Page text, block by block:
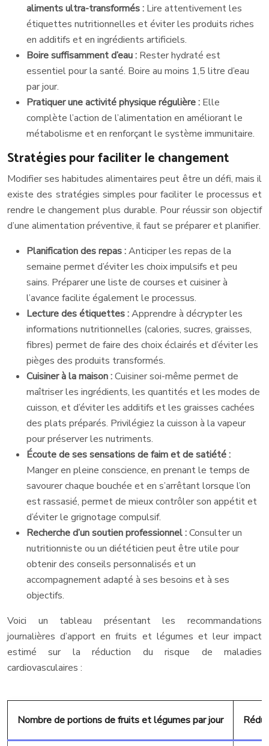
aliments ultra-transformés : Lire attentivement les
étiquettes nutritionnelles et éviter les produits riches
en additifs et en ingrédients artificiels.
Boire suffisamment d’eau : Rester hydraté est
essentiel pour la santé. Boire au moins 1,5 litre d’eau
par jour.
Pratiquer une activité physique régulière : Elle
complète l’action de l’alimentation en améliorant le
métabolisme et en renforçant le système immunitaire.
Stratégies pour faciliter le changement
Modifier ses habitudes alimentaires peut être un défi, mais il
existe des stratégies simples pour faciliter le processus et
rendre le changement plus durable. Pour réussir son objectif
d’une alimentation préventive, il faut se préparer et planifier.
Planification des repas :Anticiper les repas de la
semaine permet d’éviter les choix impulsifs et peu
sains. Préparer une liste de courses et cuisiner à
l’avance facilite également le processus.
Lecture des étiquettes :Apprendre à décrypter les
informations nutritionnelles (calories, sucres, graisses,
fibres) permet de faire des choix éclairés et d’éviter les
pièges des produits transformés.
Cuisiner à la maison :Cuisiner soi-même permet de
maîtriser les ingrédients, les quantités et les modes de
cuisson, et d’éviter les additifs et les graisses cachées
des plats préparés. Privilégiez la cuisson à la vapeur
pour préserver les nutriments.
Écoute de ses sensations de faim et de satiété :
Manger en pleine conscience, en prenant le temps de
savourer chaque bouchée et en s’arrêtant lorsque l’on
est rassasié, permet de mieux contrôler son appétit et
d’éviter le grignotage compulsif.
Recherche d’un soutien professionnel :Consulter un
nutritionniste ou un diététicien peut être utile pour
obtenir des conseils personnalisés et un
accompagnement adapté à ses besoins et à ses
objectifs.
Voici un tableau présentant les recommandations
journalières d’apport en fruits et légumes et leur impact
estimé sur la réduction du risque de maladies
cardiovasculaires :
Nombre de portions de fruits et légumes par jour